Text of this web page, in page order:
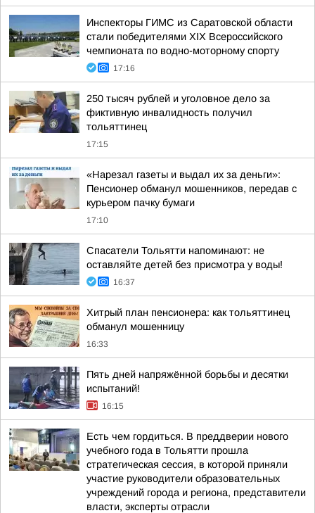
Инспекторы ГИМС из Саратовской области
стали победителями XIX Всероссийского
чемпионата по водно-моторному спорту
17:16
250 тысяч рублей и уголовное дело за
фиктивную инвалидность получил
тольяттинец
17:15
«Нарезал газеты и выдал их за деньги»:
Пенсионер обманул мошенников, передав с
курьером пачку бумаги
17:10
Спасатели Тольятти напоминают: не
оставляйте детей без присмотра у воды!
16:37
Хитрый план пенсионера: как тольяттинец
обманул мошенницу
16:33
Пять дней напряжённой борьбы и десятки
испытаний!
16:15
Есть чем гордиться. В преддверии нового
учебного года в Тольятти прошла
стратегическая сессия, в которой приняли
участие руководители образовательных
учреждений города и региона, представители
власти, эксперты отрасли